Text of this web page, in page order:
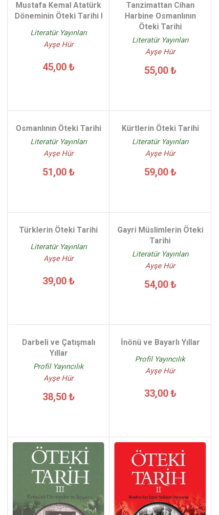
Mustafa Kemal Atatürk
Döneminin Öteki Tarihi I
Literatür Yayınları
Ayşe Hür
45,00 ₺
Tanzimattan Cihan
Harbine Osmanlının
Öteki Tarihi
Literatür Yayınları
Ayşe Hür
55,00 ₺
Osmanlının Öteki Tarihi
Literatür Yayınları
Ayşe Hür
51,00 ₺
Kürtlerin Öteki Tarihi
Literatür Yayınları
Ayşe Hür
59,00 ₺
Türklerin Öteki Tarihi
Literatür Yayınları
Ayşe Hür
39,00 ₺
Gayri Müslimlerin Öteki
Tarihi
Literatür Yayınları
Ayşe Hür
54,00 ₺
Darbeli ve Çatışmalı
Yıllar
Profil Yayıncılık
Ayşe Hür
38,50 ₺
İnönü ve Bayarlı Yıllar
Profil Yayıncılık
Ayşe Hür
33,00 ₺